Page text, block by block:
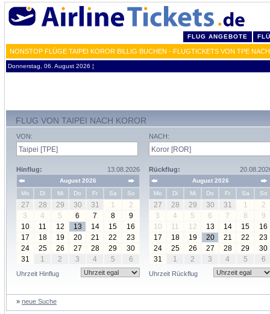
FLUG ANGEBOTE
NONSTOP FLÜGE TAIPEI KOROR BILLIG BUCHEN - FLUGTICKETS VON TPE
Donnerstag, 06. August 2026 ¦
FLUG VON TAIPEI NACH KOROR
VON:
Hinflug: 13.08.2026
August 2026
Mo
Di Mi Do Fr Sa So
27 28 29 30 31 1
2
3
4 5 6 7 8
9
10
11 12 13 14 15
16
17
18 19 20 21 22
23
24
25 26 27 28 29
30
31
1 2 3 4 5 6
Uhrzeit Hinflug
NACH:
Rückflug:
August 2026
Mo
Di Mi Do Fr Sa So
27 28 29 30 31 1
2
3
4 5 6 7 8
9
10
11 12 13 14 15
16
17
18 19 20 21 22
23
24
25 26 27 28 29
30
31
1 2 3 4 5 6
Uhrzeit Rückflug
» neue Suche